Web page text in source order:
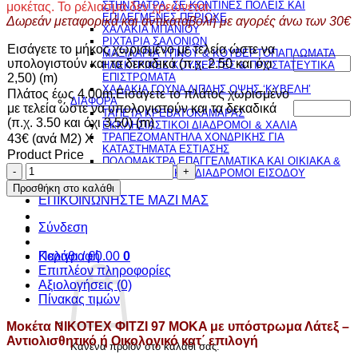
ΣΤΗΝ ΠΑΤΡΑ, ΣΕ ΚΟΝΤΙΝΕΣ ΠΟΛΕΙΣ ΚΑΙ
ΕΠΙΛΕΓΜΕΝΕΣ ΠΕΡΙΟΧΕ
ΧΑΛΑΚΙΑ ΜΠΑΝΙΟΥ
ΡΙΧΤΑΡΙΑ ΣΑΛΟΝΙΩΝ
ΜΑΞΙΛΑΡΙΑ ΥΠΝΟΥ & ΚΟΥΒΕΡΤΟΠΑΠΛΩΜΑΤΑ
ΗΛΕΚΤΡΙΚΕΣ ΚΟΥΒΕΡΤΕΣ & ΠΡΟΣΤΑΤΕΥΤΙΚΑ
ΕΠΙΣΤΡΩΜΑΤΑ
ΧΑΛΑΚΙΑ ΓΟΥΝΑ ΔΙΠΛΗΣ ΟΨΗΣ ‘ΚΥΒΕΛΗ’
ΔΙΑΦΟΡΑ
ΤΑΠΕΤΑ ΚΡΕΒΑΤΟΚΑΜΑΡΑΣ
ΕΚΚΛΗΣΙΑΣΤΙΚΟΙ ΔΙΑΔΡΟΜΟΙ & ΧΑΛΙΑ
ΤΡΑΠΕΖΟΜΑΝΤΗΛΑ ΧΟΝΔΡΙΚΗΣ ΓΙΑ
ΚΑΤΑΣΤΗΜΑΤΑ ΕΣΤΙΑΣΗΣ
ΠΟΔΟΜΑΚΤΡΑ ΕΠΑΓΓΕΛΜΑΤΙΚΑ ΚΑΙ ΟΙΚΙΑΚΑ &
ΕΠΑΓΓΕΛΜΑΤΙΚΟΙ ΔΙΑΔΡΟΜΟΙ ΕΙΣΟΔΟΥ
ΠΡΟΣΦΟΡΕΣ
ΕΠΙΚΟΙΝΩΝΗΣΤΕ ΜΑΖΙ ΜΑΣ
Σύνδεση
Καλάθι /€0.00 0
Κανένα προϊόν στο καλάθι σας.
μοκέτας. Το ρέλιασμα δεν χρεώνεται.
Δωρεάν μεταφορικά και αντικαταβολή με αγορές άνω των 30€
Εισάγετε το μήκος χωρισμένο με τελεία ώστε να
υπολογιστούν και τα δεκαδικά (π.χ. 2.50 και όχι
2,50) (m)
Πλάτος έως 4.00m.Εισάγετε το πλάτος χωρισμένο
με τελεία ώστε να υπολογιστούν και τα δεκαδικά
(π.χ. 3.50 και όχι 3,50) (m)
43€ (ανά Μ2) Χ
Product Price
Μοκέτα
ΝIKOTEX
ΦΙΤΖΙ
97
MOKA
με
υπόστρωμα
Λάτεξ
-
Αντιολισθητικό
Οικολογικό
κατ΄
Προσθήκη στο καλάθι
Περιγραφή
Επιπλέον πληροφορίες
Αξιολογήσεις (0)
Πίνακας τιμών
Μοκέτα ΝIKOTEX ΦΙΤΖΙ 97 MOKA με υπόστρωμα Λάτεξ –
Αντιολισθητικό ή Οικολογικό κατ΄ επιλογή